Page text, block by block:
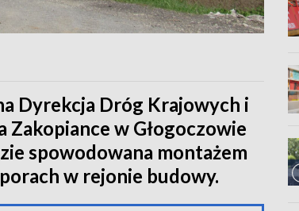
Dyrekcja Dróg Krajowych i
w Głogoczowie
spowodowana montażem
w rejonie budowy.